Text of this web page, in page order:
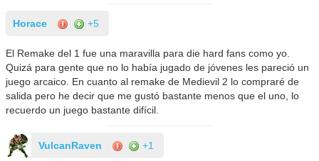
Horace +5
El Remake del 1 fue una maravilla para die hard fans como yo.
Quizá para gente que no lo había jugado de jóvenes les pareció un
juego arcaico. En cuanto al remake de Medievil 2 lo compraré de
salida pero he decir que me gustó bastante menos que el uno, lo
recuerdo un juego bastante difícil.
VulcanRaven +1